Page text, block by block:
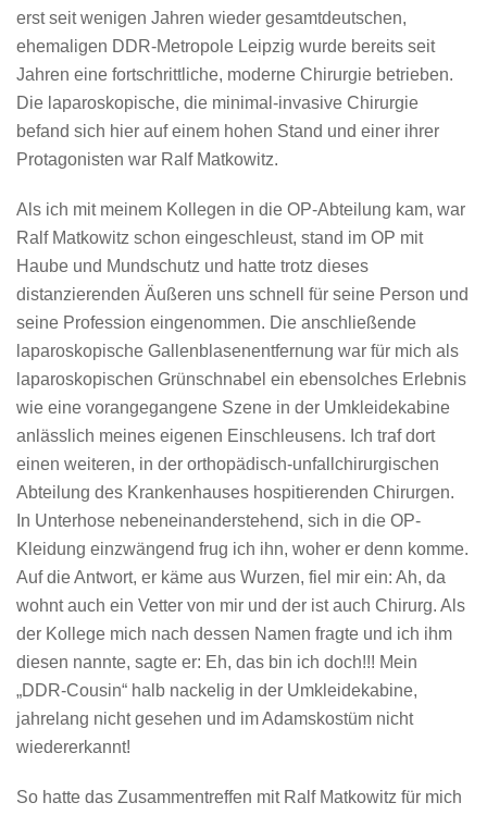
erst seit wenigen Jahren wieder gesamtdeutschen,
ehemaligen DDR-Metropole Leipzig wurde bereits seit
Jahren eine fortschrittliche, moderne Chirurgie betrieben.
Die laparoskopische, die minimal-invasive Chirurgie
befand sich hier auf einem hohen Stand und einer ihrer
Protagonisten war Ralf Matkowitz.
Als ich mit meinem Kollegen in die OP-Abteilung kam, war
Ralf Matkowitz schon eingeschleust, stand im OP mit
Haube und Mundschutz und hatte trotz dieses
distanzierenden Äußeren uns schnell für seine Person und
seine Profession eingenommen. Die anschließende
laparoskopische Gallenblasenentfernung war für mich als
laparoskopischen Grünschnabel ein ebensolches Erlebnis
wie eine vorangegangene Szene in der Umkleidekabine
anlässlich meines eigenen Einschleusens. Ich traf dort
einen weiteren, in der orthopädisch-unfallchirurgischen
Abteilung des Krankenhauses hospitierenden Chirurgen.
In Unterhose nebeneinanderstehend, sich in die OP-
Kleidung einzwängend frug ich ihn, woher er denn komme.
Auf die Antwort, er käme aus Wurzen, fiel mir ein: Ah, da
wohnt auch ein Vetter von mir und der ist auch Chirurg. Als
der Kollege mich nach dessen Namen fragte und ich ihm
diesen nannte, sagte er: Eh, das bin ich doch!!! Mein
„DDR-Cousin“ halb nackelig in der Umkleidekabine,
jahrelang nicht gesehen und im Adamskostüm nicht
wiedererkannt!
So hatte das Zusammentreffen mit Ralf Matkowitz für mich